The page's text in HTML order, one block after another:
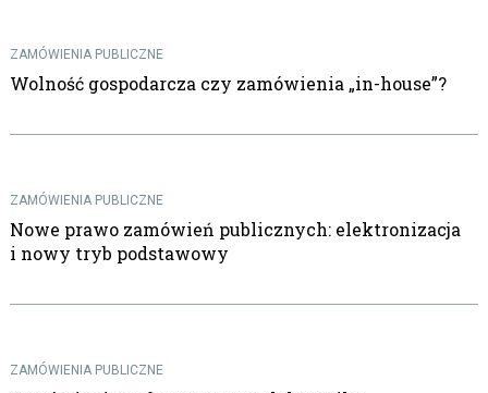
ZAMÓWIENIA PUBLICZNE
Wolność gospodarcza czy zamówienia „in-house”?
ZAMÓWIENIA PUBLICZNE
Nowe prawo zamówień publicznych: elektronizacja
i nowy tryb podstawowy
ZAMÓWIENIA PUBLICZNE